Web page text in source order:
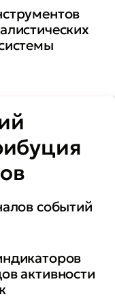
событий
активности